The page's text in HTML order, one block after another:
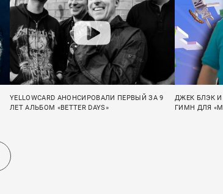
YELLOWCARD АНОНСИРОВАЛИ ПЕРВЫЙ ЗА 9
ЛЕТ АЛЬБОМ «BETTER DAYS»
ДЖЕК БЛЭК И
ГИМН ДЛЯ